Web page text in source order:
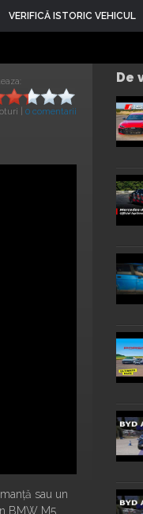
VERIFICĂ ISTORIC VEHICUL
0 comentarii
sau un
BMW M5
De